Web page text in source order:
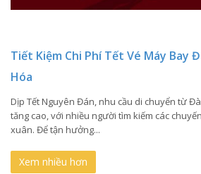
Tiết Kiệm Chi Phí Tết Vé Máy Bay
Hóa
Dịp Tết Nguyên Đán, nhu cầu di chuyển từ
tăng cao, với nhiều người tìm kiếm các
xuân. Để tận hưởng...
Xem nhiều hơn